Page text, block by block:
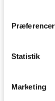
Præferencer
Statistik
Marketing